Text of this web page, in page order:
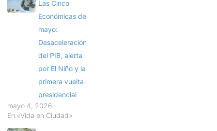
Las Cinco
Económicas de
mayo:
Desaceleración
del PIB, alerta
por El Niño y la
primera vuelta
presidencial
mayo 4, 2026
En «Vida en Ciudad»